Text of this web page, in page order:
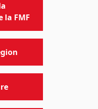
la FMF